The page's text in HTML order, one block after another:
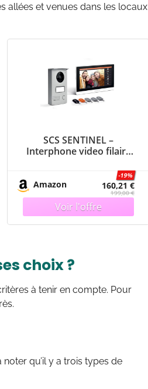
allées et venues dans les locaux
SCS SENTINEL –
Interphone video filaire
tactile 7 – VisioDoor 7+
Amazon 160,21 €
-19%
199,00 €
choix ?
à tenir en compte. Pour
qu’il y a trois types de